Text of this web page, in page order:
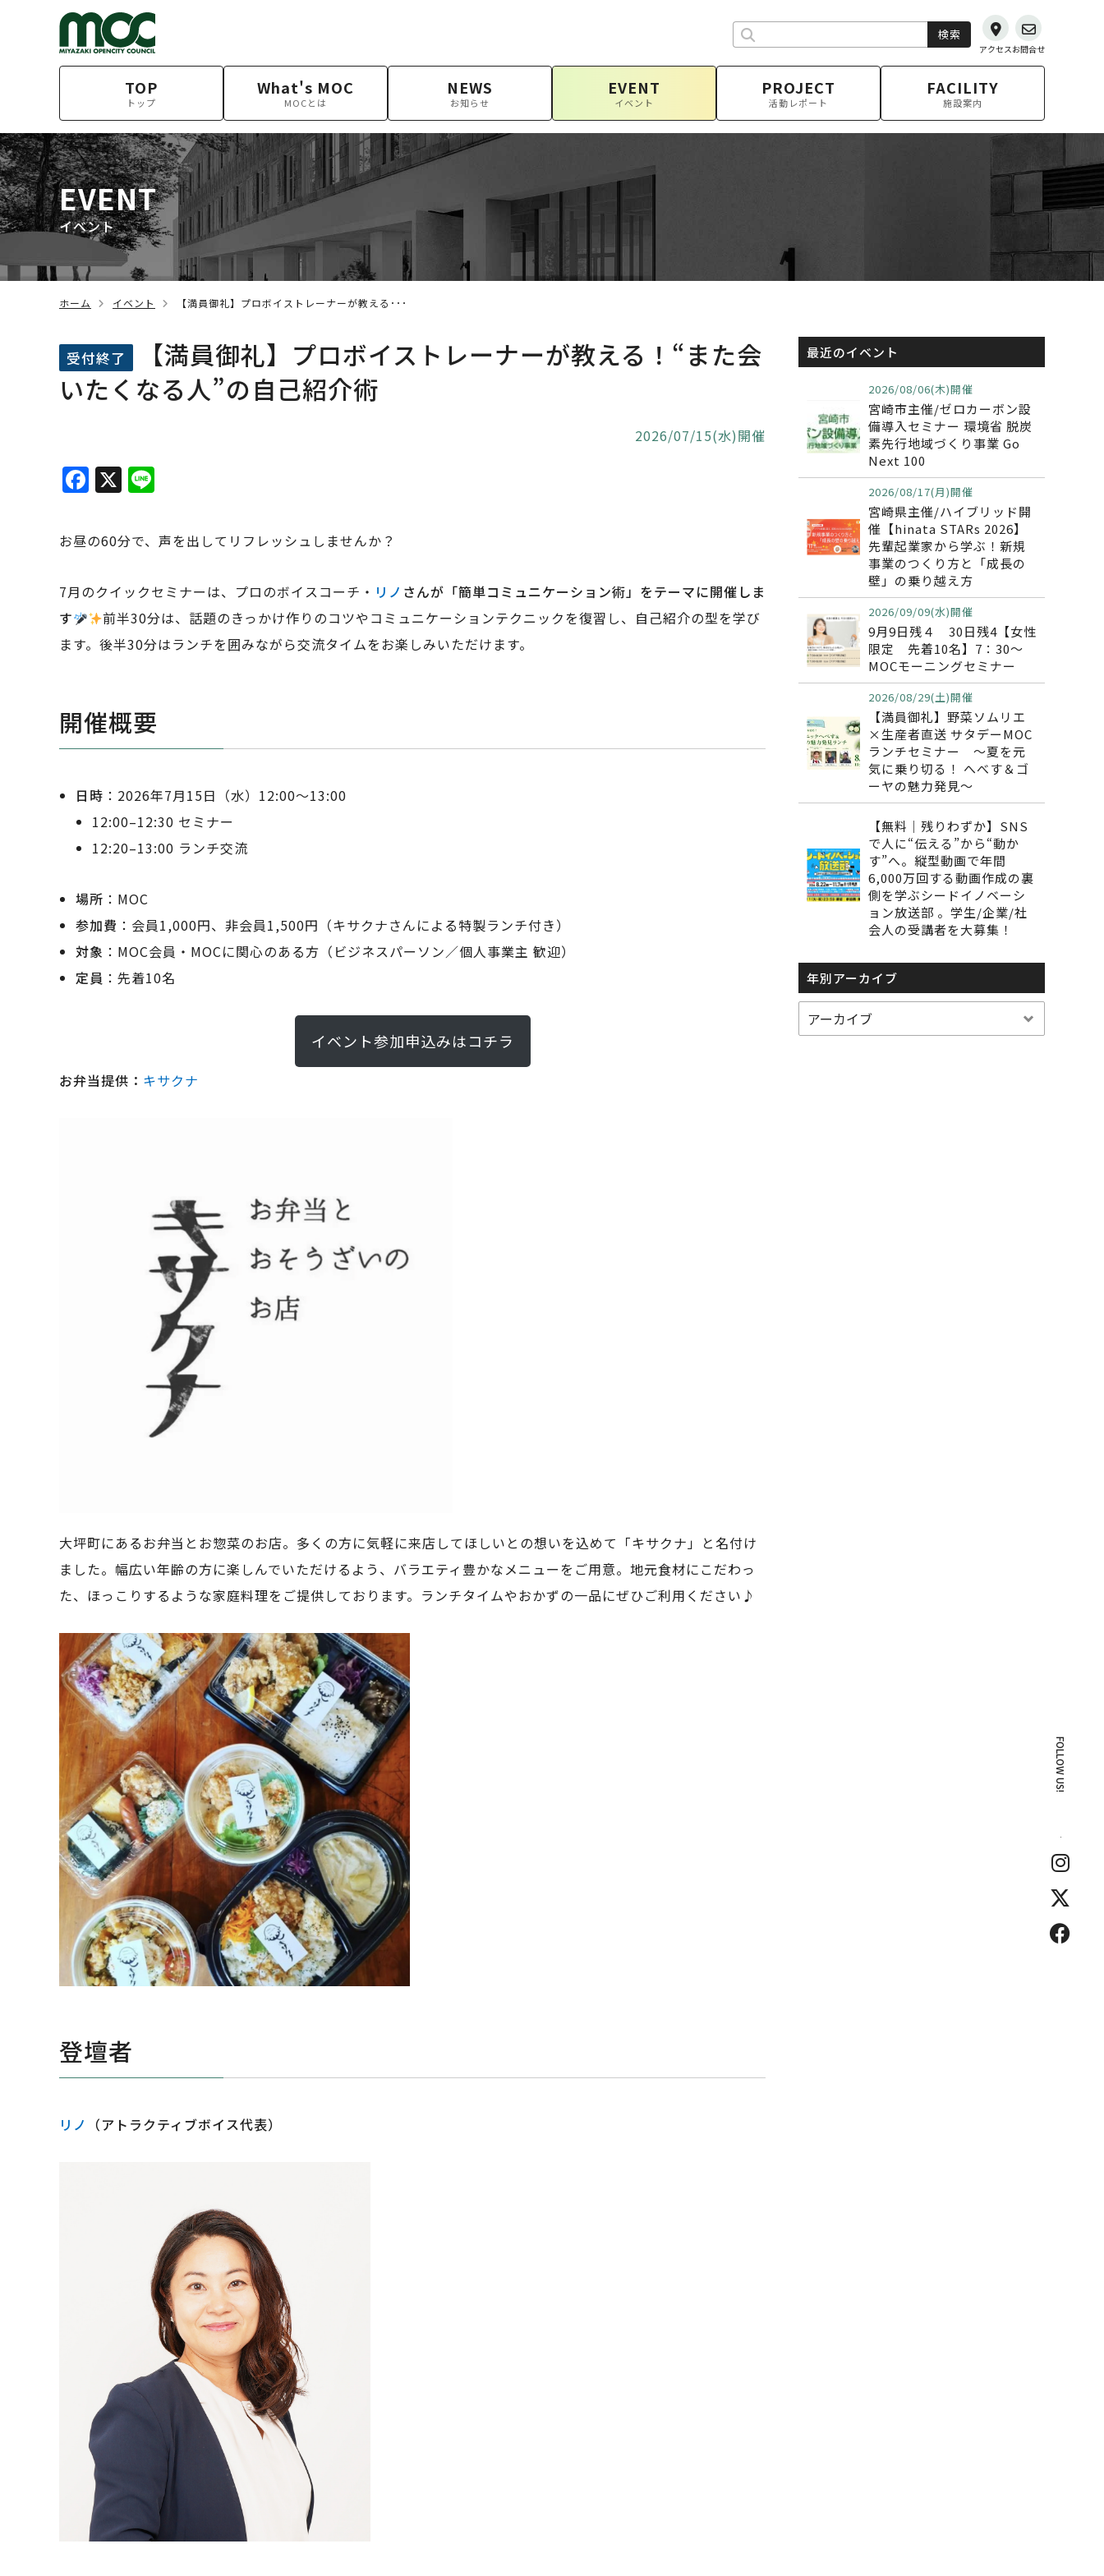
検索
アクセスお問合せ
TOP
トップ
What's MOC
MOCとは
NEWS
お知らせ
EVENT
イベント
PROJECT
活動レポート
FACILITY
施設案内
EVENT
イベント
ホーム イベント 【満員御礼】プロボイストレーナーが教える･･･
受付終了
【満員御礼】プロボイストレーナーが教える！“また会
いたくなる人”の自己紹介術
2026/07/15(水)開催
F
a
c
e
b
o
o
k
X
e
お昼の60分で、声を出してリフレッシュしませんか？
7月のクイックセミナーは、プロのボイスコーチ・ リノ さんが「簡単コミュニケーション術」をテーマに開催しま
す
前半30分は、話題のきっかけ作りのコツやコミュニケーションテクニックを復習し、自己紹介の型を学び
ます。後半30分はランチを囲みながら交流タイムをお楽しみいただけます。
開催概要
日時 ：2026年7月15日（水）12:00〜13:00
12:00–12:30 セミナー
12:20–13:00 ランチ交流
場所 ：MOC
参加費 ：会員1,000円、非会員1,500円（キサクナさんによる特製ランチ付き）
対象 ：MOC会員・MOCに関心のある方（ビジネスパーソン／個人事業主 歓迎）
定員 ：先着10名
イベント参加申込みはコチラ
お弁当提供： キサクナ
大坪町にあるお弁当とお惣菜のお店。多くの方に気軽に来店してほしいとの想いを込めて「キサクナ」と名付け
ました。幅広い年齢の方に楽しんでいただけるよう、バラエティ豊かなメニューをご用意。地元食材にこだわっ
た、ほっこりするような家庭料理をご提供しております。ランチタイムやおかずの一品にぜひご利用ください♪
登壇者
リノ （アトラクティブボイス代表）
最近のイベント
2026/08/06(木)開催
宮崎市主催/ゼロカーボン設
備導入セミナー 環境省 脱炭
素先行地域づくり事業 Go
Next 100
2026/08/17(月)開催
宮崎県主催/ハイブリッド開
催【hinata STARs 2026】
先輩起業家から学ぶ！新規
事業のつくり方と「成長の
壁」の乗り越え方
2026/09/09(水)開催
9月9日残４ 30日残4【女性
限定 先着10名】7：30～
MOCモーニングセミナー
2026/08/29(土)開催
【満員御礼】野菜ソムリエ
×生産者直送 サタデーMOC
ランチセミナー ～夏を元
気に乗り切る！ へべす＆ゴ
ーヤの魅力発見～
【無料｜残りわずか】SNS
で人に“伝える”から“動か
す”へ。縦型動画で年間
6,000万回する動画作成の裏
側を学ぶシードイノベーシ
ョン放送部 。学生/企業/社
会人の受講者を大募集！
年別アーカイブ
FOLLOW US!